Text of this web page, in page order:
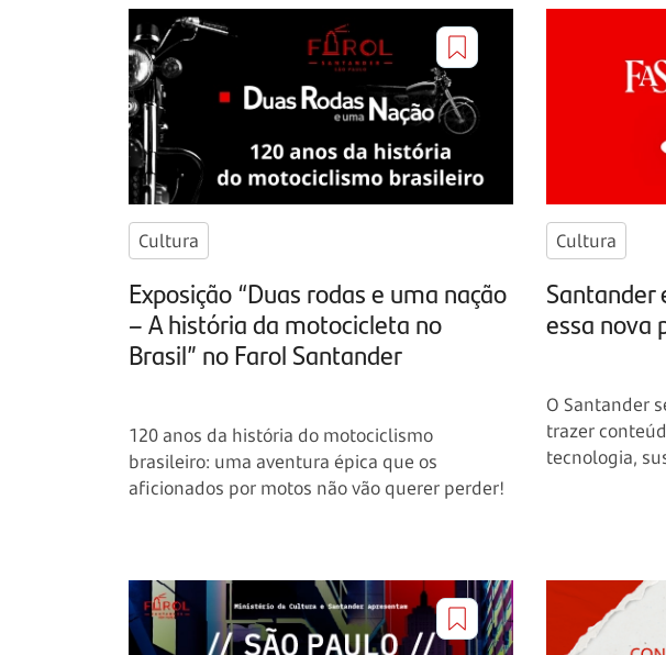
Cultura
Exposição “Duas rodas e uma nação
– A história da motocicleta no
Brasil” no Farol Santander
120 anos da história do motociclismo
brasileiro: uma aventura épica que os
aficionados por motos não vão querer perder!
Cultura
Santander
essa nova
O Santander
trazer
tecnologia,